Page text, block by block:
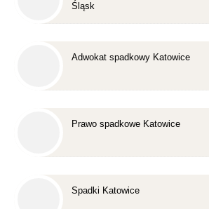
Śląsk
Adwokat spadkowy Katowice
Prawo spadkowe Katowice
Spadki Katowice